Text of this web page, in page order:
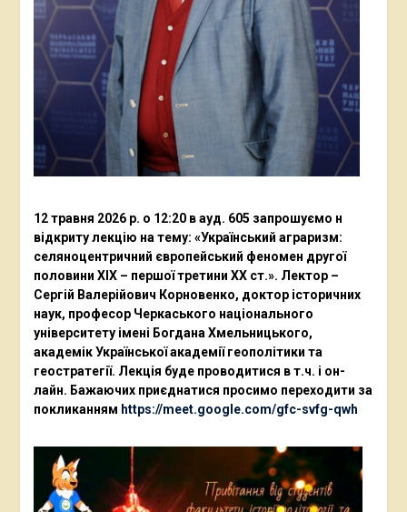
12 травня 2026 р. о 12:20 в ауд. 605 запрошуємо н
відкриту лекцію на тему: «Український аграризм:
селяноцентричний європейський феномен другої
половини ХІХ – першої третини ХХ ст.». Лектор –
Сергій Валерійович Корновенко, доктор історичних
наук, професор Черкаського національного
університету імені Богдана Хмельницького,
академік Української академії геополітики та
геостратегії. Лекція буде проводитися в т.ч. і он-
лайн. Бажаючих приєднатися просимо переходити за
покликанням https://meet.google.com/gfc-svfg-qwh